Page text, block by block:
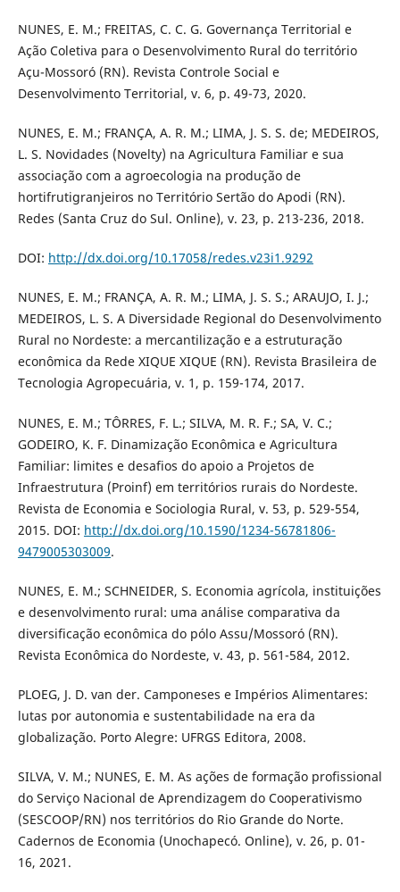
NUNES, E. M.; FREITAS, C. C. G. Governança Territorial e
Ação Coletiva para o Desenvolvimento Rural do território
Açu-Mossoró (RN). Revista Controle Social e
Desenvolvimento Territorial, v. 6, p. 49-73, 2020.
NUNES, E. M.; FRANÇA, A. R. M.; LIMA, J. S. S. de; MEDEIROS,
L. S. Novidades (Novelty) na Agricultura Familiar e sua
associação com a agroecologia na produção de
hortifrutigranjeiros no Território Sertão do Apodi (RN).
Redes (Santa Cruz do Sul. Online), v. 23, p. 213-236, 2018.
DOI: http://dx.doi.org/10.17058/redes.v23i1.9292
NUNES, E. M.; FRANÇA, A. R. M.; LIMA, J. S. S.; ARAUJO, I. J.;
MEDEIROS, L. S. A Diversidade Regional do Desenvolvimento
Rural no Nordeste: a mercantilização e a estruturação
econômica da Rede XIQUE XIQUE (RN). Revista Brasileira de
Tecnologia Agropecuária, v. 1, p. 159-174, 2017.
NUNES, E. M.; TÔRRES, F. L.; SILVA, M. R. F.; SA, V. C.;
GODEIRO, K. F. Dinamização Econômica e Agricultura
Familiar: limites e desafios do apoio a Projetos de
Infraestrutura (Proinf) em territórios rurais do Nordeste.
Revista de Economia e Sociologia Rural, v. 53, p. 529-554,
2015. DOI: http://dx.doi.org/10.1590/1234-56781806-
9479005303009.
NUNES, E. M.; SCHNEIDER, S. Economia agrícola, instituições
e desenvolvimento rural: uma análise comparativa da
diversificação econômica do pólo Assu/Mossoró (RN).
Revista Econômica do Nordeste, v. 43, p. 561-584, 2012.
PLOEG, J. D. van der. Camponeses e Impérios Alimentares:
lutas por autonomia e sustentabilidade na era da
globalização. Porto Alegre: UFRGS Editora, 2008.
SILVA, V. M.; NUNES, E. M. As ações de formação profissional
do Serviço Nacional de Aprendizagem do Cooperativismo
(SESCOOP/RN) nos territórios do Rio Grande do Norte.
Cadernos de Economia (Unochapecó. Online), v. 26, p. 01-
16, 2021.